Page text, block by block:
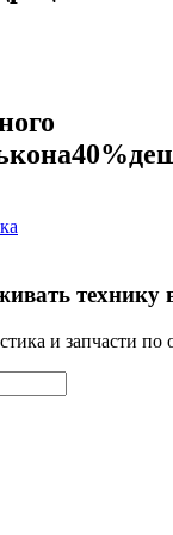
на40%
технику
и запчасти по